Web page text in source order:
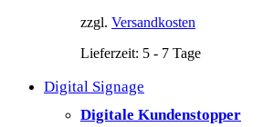
zzgl. Versandkosten
Lieferzeit: 5 - 7 Tage
Digital Signage
Digitale Kundenstopper